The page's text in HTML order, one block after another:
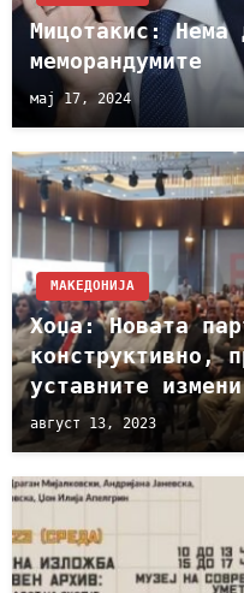
Мицотакис: Нема
меморандумите
мај 17, 2024
МАКЕДОНИЈА
Хоџа: Новата
конструктивно,
уставните измени
август 13, 2023